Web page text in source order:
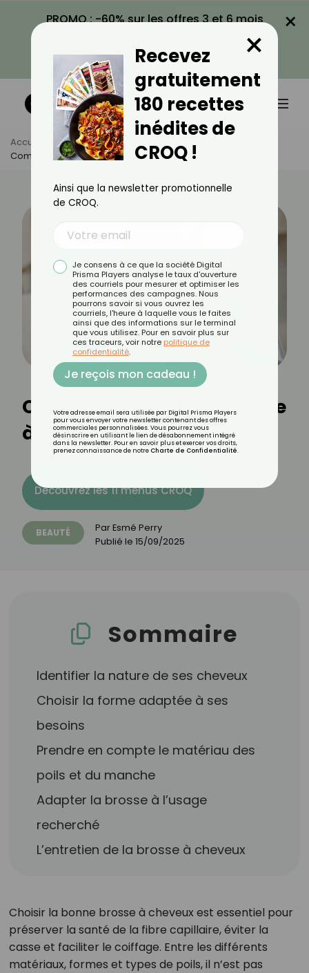
PROMO : -60% sur les offres 3 et 6 mois
VOIR LA PROMO
×
Accueil Actus
Beauté
Comment Choisir Sa Brosse À Cheveux ?
Comment choisir sa brosse
à cheveux ?
Découvrez les 11 menus CROQ
BEAUTÉ ParEsmé Perry
Publié le 15/09/2025
Sommaire
Identifier la nature de ses cheveux
Choisir la forme adaptée à ses
besoins
Prendre en compte le matériau des
poils et du manche
Adapter la brosse à l’usage
recherché
L’entretien de la brosse à cheveux
Choisir la bonne brosse à cheveux est essentiel pour
préserver la santé de la fibre capillaire, éviter la
casse et faciliter le coiffage. Entre les différents
matériaux, formes et types de poils, il n’est pas
Recevez
gratuitement
180 recettes
inédites de
CROQ !
×
Ainsi que la newsletter promotionnelle
de CROQ.
Je consens à ce que la société Digital
Prisma Players analyse le taux d'ouverture
des courriels pour mesurer et optimiser les
performances des campagnes. Nous
pourrons savoir si vous ouvrez les
courriels, l'heure à laquelle vous le faites
ainsi que des informations sur le terminal
que vous utilisez. Pour en savoir plus sur
ces traceurs, voir notre politique de
confidentialité.
Je reçois mon cadeau !
Votre adresse email sera utilisée par Digital Prisma Players
pour vous envoyer votre newsletter contenant des offres
commerciales personnalisées. Vous pourrez vous
désinscrire en utilisant le lien de désabonnement intégré
dans la newsletter. Pour en savoir plus et exercer vos droits,
prenez connaissance de notre Charte de Confidentialité.